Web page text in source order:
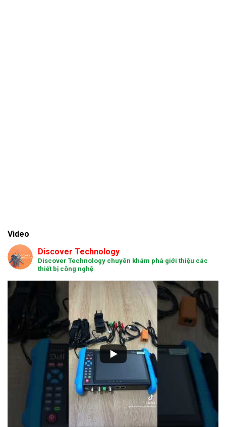
Video
Discover Technology
Discover Technology chuyên khám phá giới thiệu các
thiết bị công nghệ